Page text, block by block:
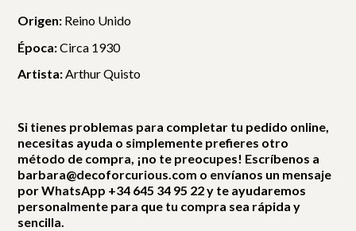
Origen: Reino Unido
Época:Circa 1930
Artista:Arthur Quisto
Si tienes problemas para completar tu pedido online,
necesitas ayuda o simplemente prefieres otro
método de compra, ¡no te preocupes! Escríbenos a
barbara@decoforcurious.com o envíanos un mensaje
por WhatsApp +34 645 34 95 22 y te ayudaremos
personalmente para que tu compra sea rápida y
sencilla.